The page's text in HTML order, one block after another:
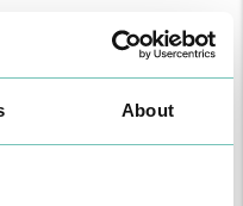
About
Imobilização com Ligadura
cirúrgico
Penso ferida crónica